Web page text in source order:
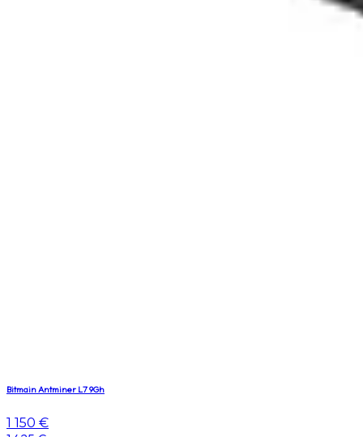
Bitmain Antminer L7 9Gh
1 150 €